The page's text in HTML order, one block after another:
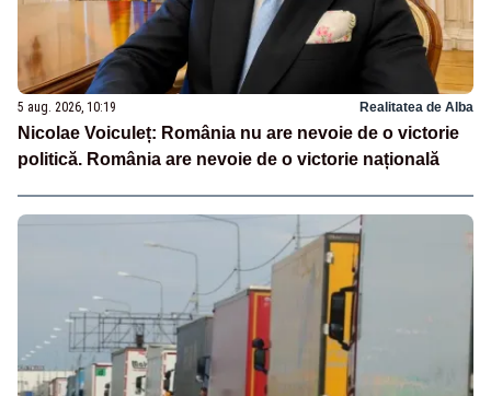
5 aug. 2026, 10:19 Realitatea de Alba
Nicolae Voiculeț: România nu are nevoie de o victorie
politică. România are nevoie de o victorie națională